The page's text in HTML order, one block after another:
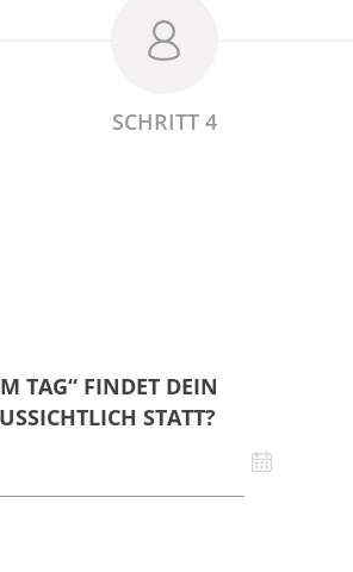
SCHRITT 4
TAG“ FINDET DEIN
STATT?